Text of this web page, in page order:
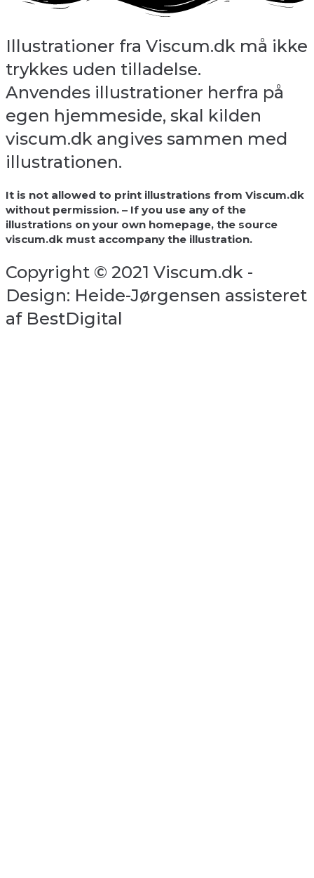
Illustrationer fra Viscum.dk må ikke
trykkes uden tilladelse.
Anvendes illustrationer herfra på
egen hjemmeside, skal kilden
viscum.dk angives sammen med
illustrationen.
It is not allowed to print illustrations from Viscum.dk
without permission. – If you use any of the
illustrations on your own homepage, the source
viscum.dk must accompany the illustration.
Copyright © 2021 Viscum.dk -
Design: Heide-Jørgensen assisteret
af BestDigital